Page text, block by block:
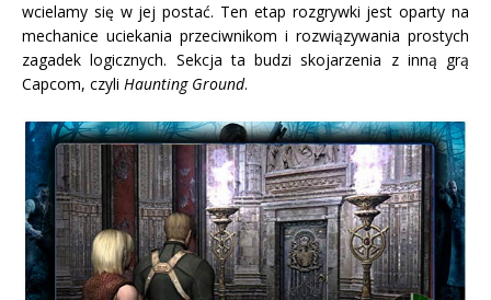
wcielamy się w jej postać. Ten etap rozgrywki jest oparty na
mechanice uciekania przeciwnikom i rozwiązywania prostych
zagadek logicznych. Sekcja ta budzi skojarzenia z inną grą
Capcom, czyli Haunting Ground.